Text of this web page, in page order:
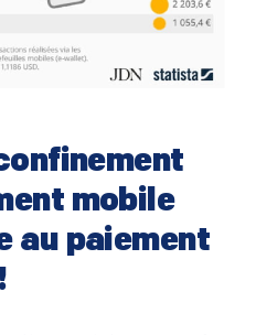
mobile
au paiement